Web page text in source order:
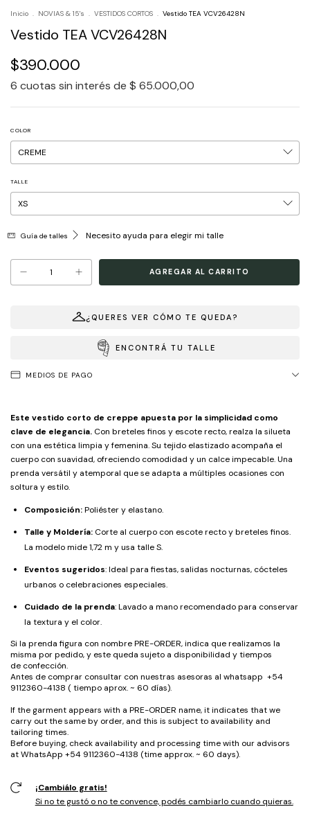
Inicio . NOVIAS & 15's . VESTIDOS CORTOS . Vestido TEA VCV26428N
Vestido TEA VCV26428N
$390.000
6 cuotas sin interés de $ 65.000,00
COLOR
TALLE
Guía de talles Necesito ayuda para elegir mi talle
¿QUERES VER CÓMO TE QUEDA?
ENCONTRÁ TU TALLE
MEDIOS DE PAGO
Este vestido corto de creppe apuesta por la simplicidad como
clave de elegancia. Con breteles finos y escote recto, realza la silueta
con una estética limpia y femenina. Su tejido elastizado acompaña el
cuerpo con suavidad, ofreciendo comodidad y un calce impecable. Una
prenda versátil y atemporal que se adapta a múltiples ocasiones con
soltura y estilo.
Composición:Poliéster y elastano.
Talle y Moldería: Corte al cuerpo con escote recto y breteles finos.
La modelo mide 1,72 m y usa talle S.
Eventos sugeridos: Ideal para fiestas, salidas nocturnas, cócteles
urbanos o celebraciones especiales.
Cuidado de la prenda: Lavado a mano recomendado para conservar
la textura y el color.
Si la prenda figura con nombre PRE-ORDER, indica que realizamos la
misma por pedido, y este queda sujeto a disponibilidad y tiempos
de confección.
Antes de comprar consultar con nuestras asesoras al whatsapp +54
9112360-4138 ( tiempo aprox. ~ 60 días).
If the garment appears with a PRE-ORDER name, it indicates that we
carry out the same by order, and this is subject to availability and
tailoring times.
Before buying, check availability and processing time with our advisors
at WhatsApp +54 9112360-4138 (time approx. ~ 60 days).
¡Cambiálo gratis!
Si no te gustó o no te convence, podés cambiarlo cuando quieras.